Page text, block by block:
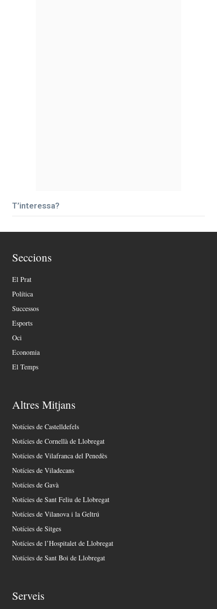
T’interessa?
Seccions
El Prat
Política
Successos
Esports
Oci
Economia
El Temps
Altres Mitjans
Notícies de Castelldefels
Notícies de Cornellà de Llobregat
Notícies de Vilafranca del Penedès
Notícies de Viladecans
Notícies de Gavà
Notícies de Sant Feliu de Llobregat
Notícies de Vilanova i la Geltrú
Notícies de Sitges
Notícies de l’Hospitalet de Llobregat
Notícies de Sant Boi de Llobregat
Serveis